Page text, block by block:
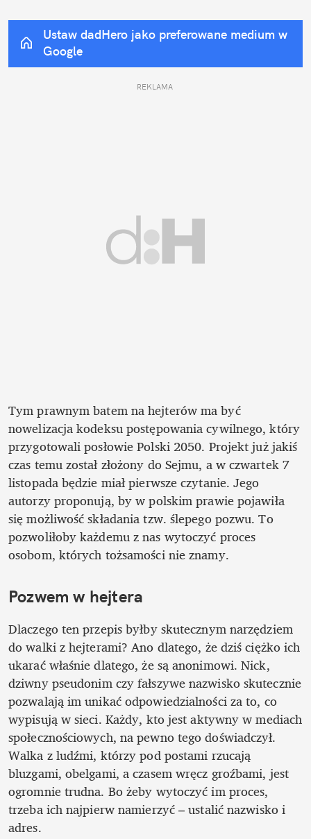
Ustaw dadHero jako preferowane medium w
Google
REKLAMA
Tym prawnym batem na hejterów ma być
nowelizacja kodeksu postępowania cywilnego, który
przygotowali posłowie Polski 2050. Projekt już jakiś
czas temu został złożony do Sejmu, a w czwartek 7
listopada będzie miał pierwsze czytanie. Jego
autorzy proponują, by w polskim prawie pojawiła
się możliwość składania tzw. ślepego pozwu. To
pozwoliłoby każdemu z nas wytoczyć proces
osobom, których tożsamości nie znamy.
Pozwem w hejtera
Dlaczego ten przepis byłby skutecznym narzędziem
do walki z hejterami? Ano dlatego, że dziś ciężko ich
ukarać właśnie dlatego, że są anonimowi. Nick,
dziwny pseudonim czy fałszywe nazwisko skutecznie
pozwalają im unikać odpowiedzialności za to, co
wypisują w sieci. Każdy, kto jest aktywny w mediach
społecznościowych, na pewno tego doświadczył.
Walka z ludźmi, którzy pod postami rzucają
bluzgami, obelgami, a czasem wręcz groźbami, jest
ogromnie trudna. Bo żeby wytoczyć im proces,
trzeba ich najpierw namierzyć – ustalić nazwisko i
adres.